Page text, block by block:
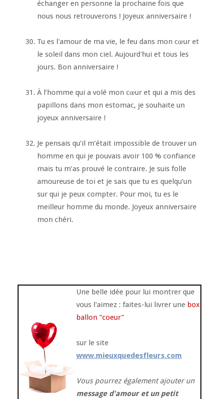
échanger en personne la prochaine fois que
nous nous retrouverons ! Joyeux anniversaire !
Tu es l'amour de ma vie, le feu dans mon cœur et
le soleil dans mon ciel. Aujourd'hui et tous les
jours. Bon anniversaire !
À l’homme qui a volé mon cœur et qui a mis des
papillons dans mon estomac, je souhaite un
joyeux anniversaire !
Je pensais qu’il m’était impossible de trouver un
homme en qui je pouvais avoir 100 % confiance
mais tu m’as prouvé le contraire. Je suis folle
amoureuse de toi et je sais que tu es quelqu’un
sur qui je peux compter. Pour moi, tu es le
meilleur homme du monde. Joyeux anniversaire
mon chéri.
Une belle idée pour lui montrer que
vous l'aimez : faites-lui livrer une box
ballon "coeur"
sur le site
www.mieuxquedesfleurs.com
Vous pourrez également ajouter un
message d'amour et un petit